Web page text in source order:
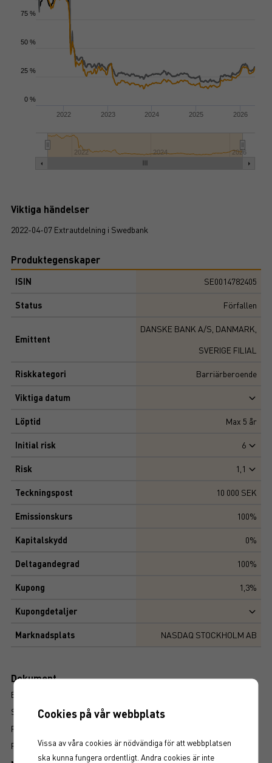
2022 2023 2024 2025 2026
2022 2024 2026
0 %
25 %
50 %
75 %
Viktiga händelser
2022-04-07 Extrautdelning i Swedbank
Produktegenskaper
ISIN SE0014782405
Status Förfallen
Emittent
DANSKE BANK A/S, DANMARK,
SVERIGE FILIAL
Riskkategori Barriärberoende
Viktiga datum
Löptid Max 5 år
Initial risk 6
Risk 1,1
Teckningspost 10 000 SEK
Emissionskurs 100%
Kapitalskydd 0%
Deltagandegrad 100%
Kupong 1,3%
Kupongdetaljer
Marknadsplats NASDAQ STOCKHOLM AB
Dokument
BROSCHYR
SLUTLIGA VILLKOR
FAKTABLAD
FÖRFALLOVILLKOR
Cookies på vår webbplats
Vissa av våra cookies är nödvändiga för att webbplatsen
ska kunna fungera ordentligt. Andra cookies är inte